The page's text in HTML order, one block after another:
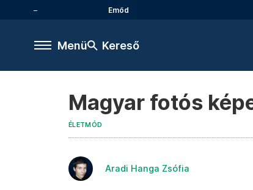
Emőd
Menü Kereső
Magyar fotós
ÉLETMÓD
Aradi Hanga Zsófia